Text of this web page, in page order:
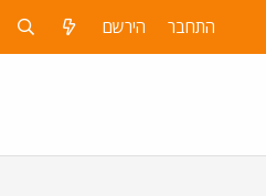
התחבר הירשם